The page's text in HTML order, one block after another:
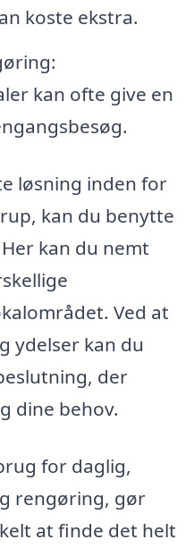
koste ekstra.
kan ofte give en
løsning inden for
kan du benytte
kan du nemt
Ved at
ydelser kan du
der
dine behov.
for daglig,
rengøring, gør
at finde det helt